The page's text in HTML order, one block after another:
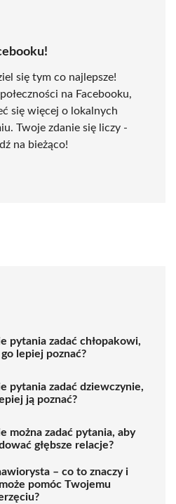
się tym co najlepsze!
na Facebooku,
się więcej o lokalnych
Twoje zdanie się liczy -
na bieżąco!
pytania zadać chłopakowi,
lepiej poznać?
pytania zadać dziewczynie,
ją poznać?
można zadać pytania, aby
głębsze relacje?
– co to znaczy i
pomóc Twojemu